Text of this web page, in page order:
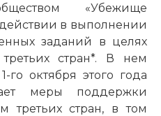
«Убежище
в выполнении
заданий в целях
стран*. В нем
го октября этого года
меры поддержки
третьих стран, в том